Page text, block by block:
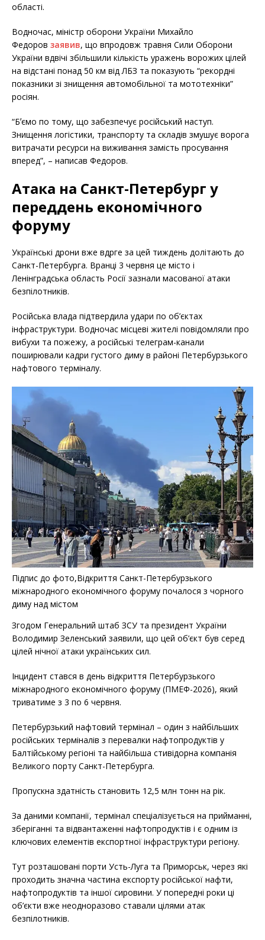
області.
Водночас, міністр оборони України Михайло
Федоров заявив, що впродовж травня Сили Оборони
України вдвічі збільшили кількість уражень ворожих цілей
на відстані понад 50 км від ЛБЗ та показують “рекордні
показники зі знищення автомобільної та мототехніки”
росіян.
“Бʼємо по тому, що забезпечує російський наступ.
Знищення логістики, транспорту та складів змушує ворога
витрачати ресурси на виживання замість просування
вперед”, – написав Федоров.
Атака на Санкт-Петербург у
переддень економічного
форуму
Українські дрони вже вдрге за цей тиждень долітають до
Санкт-Петербурга. Вранці 3 червня це місто і
Ленінградська область Росії зазнали масованої атаки
безпілотників.
Російська влада підтвердила удари по об’єктах
інфраструктури. Водночас місцеві жителі повідомляли про
вибухи та пожежу, а російські телеграм-канали
поширювали кадри густого диму в районі Петербурзького
нафтового терміналу.
Підпис до фото,Відкриття Санкт-Петербурзького
міжнародного економічного форуму почалося з чорного
диму над містом
Згодом Генеральний штаб ЗСУ та президент України
Володимир Зеленський заявили, що цей об’єкт був серед
цілей нічної атаки українських сил.
Інцидент стався в день відкриття Петербурзького
міжнародного економічного форуму (ПМЕФ-2026), який
триватиме з 3 по 6 червня.
Петербурзький нафтовий термінал – один з найбільших
російських терміналів з перевалки нафтопродуктів у
Балтійському регіоні та найбільша стивідорна компанія
Великого порту Санкт-Петербурга.
Пропускна здатність становить 12,5 млн тонн на рік.
За даними компанії, термінал спеціалізується на прийманні,
зберіганні та відвантаженні нафтопродуктів і є одним із
ключових елементів експортної інфраструктури регіону.
Тут розташовані порти Усть-Луга та Приморськ, через які
проходить значна частина експорту російської нафти,
нафтопродуктів та іншої сировини. У попередні роки ці
об’єкти вже неодноразово ставали цілями атак
безпілотників.